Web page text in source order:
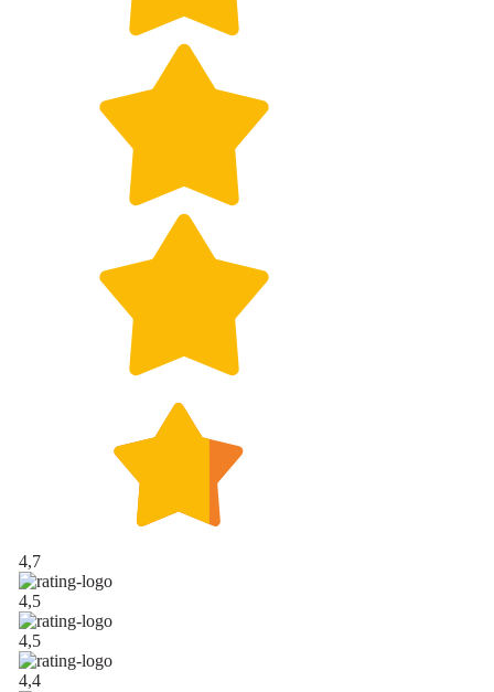
4,7
4,5
4,5
4,4